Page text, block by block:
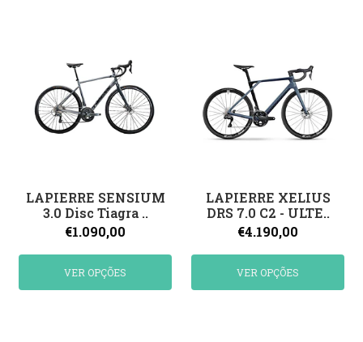
LAPIERRE SENSIUM
3.0 Disc Tiagra ..
€1.090,00
VER OPÇÕES
LAPIERRE XELIUS
DRS 7.0 C2 - ULTE..
€4.190,00
VER OPÇÕES